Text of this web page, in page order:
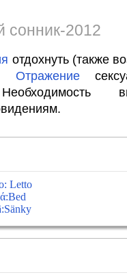
сонник-2012
отдохнуть (также
Отражение
Letto